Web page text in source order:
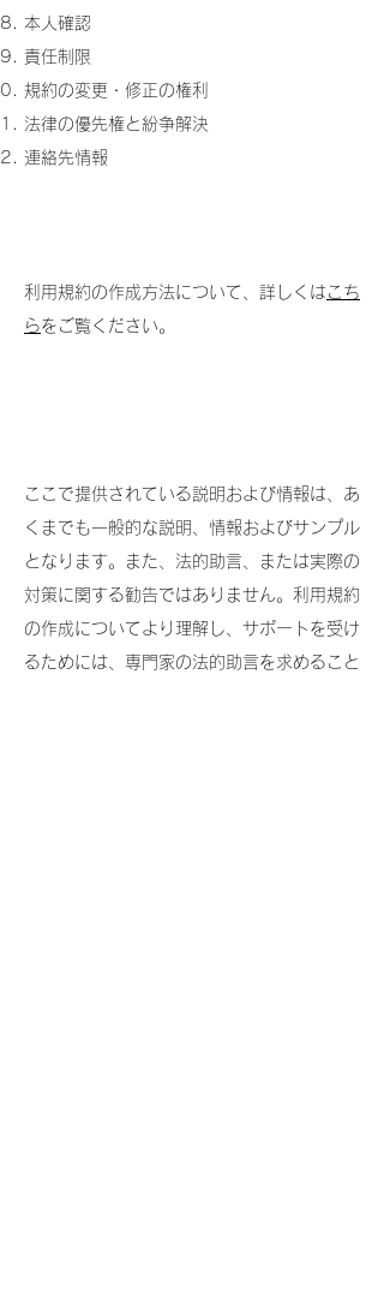
本人確認
責任制限
規約の変更・修正の権利
法律の優先権と紛争解決
連絡先情報
利用規約の作成方法について、詳しくは こち
らをご覧ください。
ここで提供されている説明および情報は、あ
くまでも一般的な説明、情報およびサンプル
となります。また、法的助言、または実際の
対策に関する勧告ではありません。利用規約
の作成についてより理解し、サポートを受け
るためには、専門家の法的助言を求めること